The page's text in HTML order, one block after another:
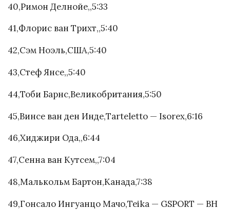
40,Римон Делнойе,,5:33
41,Флорис ван Трихт,,5:40
42,Сэм Ноэль,США,5:40
43,Стеф Янсе,,5:40
44,Тоби Барнс,Великобритания,5:50
45,Винсе ван ден Инде,Tarteletto — Isorex,6:16
46,Хиджири Ода,,6:44
47,Сенна ван Кутсем,,7:04
48,Малькольм Бартон,Канада,7:38
49,Гонсало Ингуанцо Мачо,Teika — GSPORT — BH